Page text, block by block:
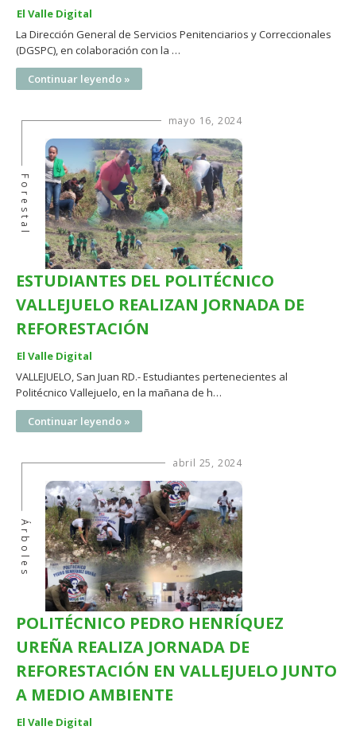
El Valle Digital
La Dirección General de Servicios Penitenciarios y Correccionales
(DGSPC), en colaboración con la …
Continuar leyendo »
mayo 16, 2024
Forestal
ESTUDIANTES DEL POLITÉCNICO
VALLEJUELO REALIZAN JORNADA DE
REFORESTACIÓN
El Valle Digital
VALLEJUELO, San Juan RD.- Estudiantes pertenecientes al
Politécnico Vallejuelo, en la mañana de h…
Continuar leyendo »
abril 25, 2024
Árboles
POLITÉCNICO PEDRO HENRÍQUEZ
UREÑA REALIZA JORNADA DE
REFORESTACIÓN EN VALLEJUELO JUNTO
A MEDIO AMBIENTE
El Valle Digital